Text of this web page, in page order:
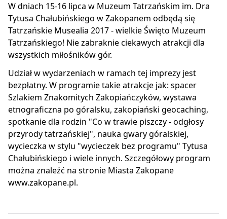
W dniach 15-16 lipca w Muzeum Tatrzańskim im. Dra
Tytusa Chałubińskiego w Zakopanem odbędą się
Tatrzańskie Musealia 2017 - wielkie Święto Muzeum
Tatrzańskiego! Nie zabraknie ciekawych atrakcji dla
wszystkich miłośników gór.
Udział w wydarzeniach w ramach tej imprezy jest
bezpłatny. W programie takie atrakcje jak: spacer
Szlakiem Znakomitych Zakopiańczyków, wystawa
etnograficzna po góralsku, zakopiański geocaching,
spotkanie dla rodzin "Co w trawie piszczy - odgłosy
przyrody tatrzańskiej", nauka gwary góralskiej,
wycieczka w stylu "wycieczek bez programu" Tytusa
Chałubińskiego i wiele innych. Szczegółowy program
można znaleźć na stronie Miasta Zakopane
www.zakopane.pl.